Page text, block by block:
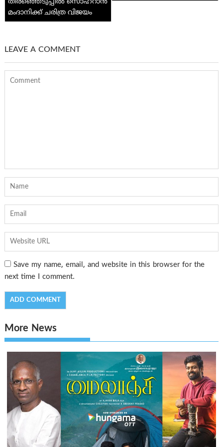
മംദാനിക്ക് ചരിത്ര വിജയം
LEAVE A COMMENT
Save my name, email, and website in this browser for the
next time I comment.
More News